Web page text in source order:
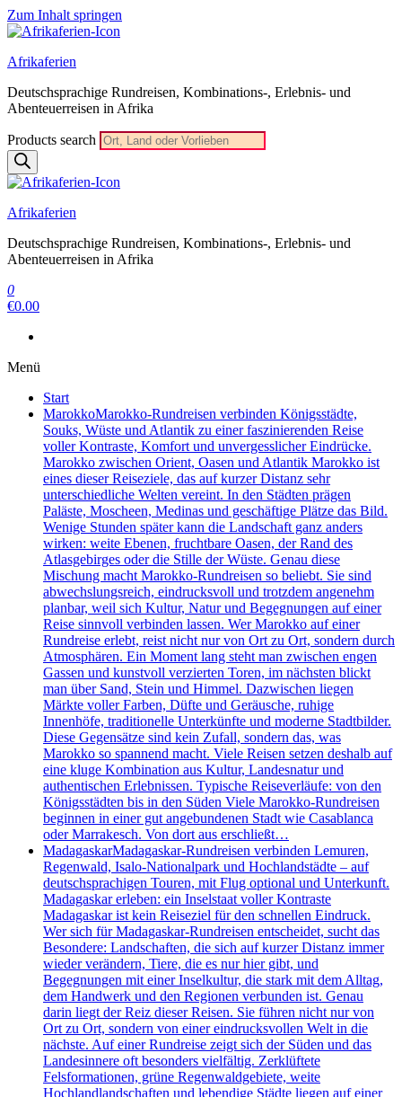
Zum Inhalt springen
Afrikaferien
Deutschsprachige Rundreisen, Kombinations-, Erlebnis- und
Abenteuerreisen in Afrika
Products search
Afrikaferien
Deutschsprachige Rundreisen, Kombinations-, Erlebnis- und
Abenteuerreisen in Afrika
0
€0.00
Menü
Start
MarokkoMarokko-Rundreisen verbinden Königsstädte,
Souks, Wüste und Atlantik zu einer faszinierenden Reise
voller Kontraste, Komfort und unvergesslicher Eindrücke.
Marokko zwischen Orient, Oasen und Atlantik Marokko ist
eines dieser Reiseziele, das auf kurzer Distanz sehr
unterschiedliche Welten vereint. In den Städten prägen
Paläste, Moscheen, Medinas und geschäftige Plätze das Bild.
Wenige Stunden später kann die Landschaft ganz anders
wirken: weite Ebenen, fruchtbare Oasen, der Rand des
Atlasgebirges oder die Stille der Wüste. Genau diese
Mischung macht Marokko-Rundreisen so beliebt. Sie sind
abwechslungsreich, eindrucksvoll und trotzdem angenehm
planbar, weil sich Kultur, Natur und Begegnungen auf einer
Reise sinnvoll verbinden lassen. Wer Marokko auf einer
Rundreise erlebt, reist nicht nur von Ort zu Ort, sondern durch
Atmosphären. Ein Moment lang steht man zwischen engen
Gassen und kunstvoll verzierten Toren, im nächsten blickt
man über Sand, Stein und Himmel. Dazwischen liegen
Märkte voller Farben, Düfte und Geräusche, ruhige
Innenhöfe, traditionelle Unterkünfte und moderne Stadtbilder.
Diese Gegensätze sind kein Zufall, sondern das, was
Marokko so spannend macht. Viele Reisen setzen deshalb auf
eine kluge Kombination aus Kultur, Landesnatur und
authentischen Erlebnissen. Typische Reiseverläufe: von den
Königsstädten bis in den Süden Viele Marokko-Rundreisen
beginnen in einer gut angebundenen Stadt wie Casablanca
oder Marrakesch. Von dort aus erschließt…
MadagaskarMadagaskar-Rundreisen verbinden Lemuren,
Regenwald, Isalo-Nationalpark und Hochlandstädte – auf
deutschsprachigen Touren, mit Flug optional und Unterkunft.
Madagaskar erleben: ein Inselstaat voller Kontraste
Madagaskar ist kein Reiseziel für den schnellen Eindruck.
Wer sich für Madagaskar-Rundreisen entscheidet, sucht das
Besondere: Landschaften, die sich auf kurzer Distanz immer
wieder verändern, Tiere, die es nur hier gibt, und
Begegnungen mit einer Inselkultur, die stark mit dem Alltag,
dem Handwerk und den Regionen verbunden ist. Genau
darin liegt der Reiz dieser Reisen. Sie führen nicht nur von
Ort zu Ort, sondern von einer eindrucksvollen Welt in die
nächste. Auf einer Rundreise zeigt sich der Süden und das
Landesinnere oft besonders vielfältig. Zerklüftete
Felsformationen, grüne Regenwaldgebiete, weite
Hochlandlandschaften und lebendige Städte liegen auf einer